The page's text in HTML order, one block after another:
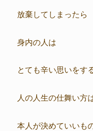
放棄してしまったら
身内の人は
とても辛い思いをす
人の人生の仕舞い方
本人が決めていいも